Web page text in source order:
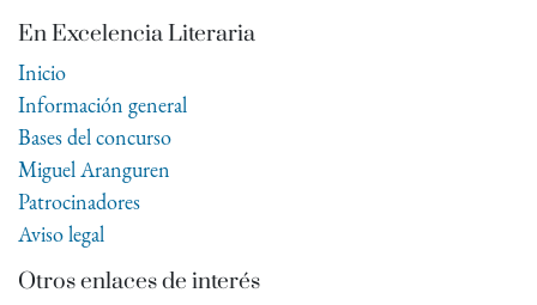
En Excelencia Literaria
Inicio
Información general
Bases del concurso
Miguel Aranguren
Patrocinadores
Aviso legal
Otros enlaces de interés